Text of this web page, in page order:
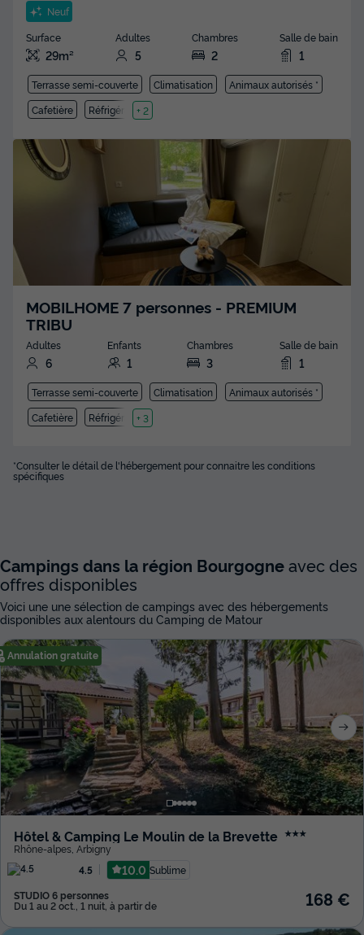
Neuf
Surface
29m²
Adultes
5
Chambres
2
Salle de bain
1
Terrasse semi-couverte Climatisation
Animaux autorisés *
Cafetière
Réfrigérateur
+ 2
MOBILHOME 7 personnes - PREMIUM
TRIBU
Adultes
6
Enfants
1
Chambres
3
Salle de bain
1
Terrasse semi-couverte Climatisation
Animaux autorisés *
Cafetière
Réfrigérateur
+ 3
*Consulter le détail de l'hébergement pour connaitre les conditions
spécifiques
Campings dans la région Bourgogneavec des
offres disponibles
Voici une une sélection de campings avec des hébergements
disponibles aux alentours du Camping de Matour
Annulation gratuite
Hôtel & Camping Le Moulin de la Brevette ★★★
Rhône-alpes Arbigny
4.5
10.0 Sublime
STUDIO 6 personnes
Du 1 au 2 oct., 1 nuit, à partir de 168 €